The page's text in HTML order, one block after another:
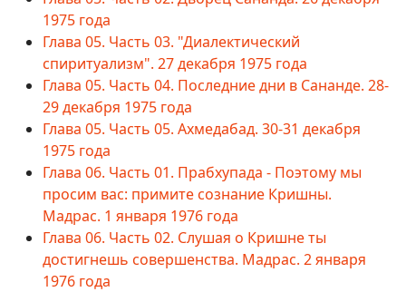
1975 года
Глава 05. Часть 03. "Диалектический
спиритуализм". 27 декабря 1975 года
Глава 05. Часть 04. Последние дни в Сананде. 28-
29 декабря 1975 года
Глава 05. Часть 05. Ахмедабад. 30-31 декабря
1975 года
Глава 06. Часть 01. Прабхупада - Поэтому мы
просим вас: примите сознание Кришны.
Мадрас. 1 января 1976 года
Глава 06. Часть 02. Слушая о Кришне ты
достигнешь совершенства. Мадрас. 2 января
1976 года